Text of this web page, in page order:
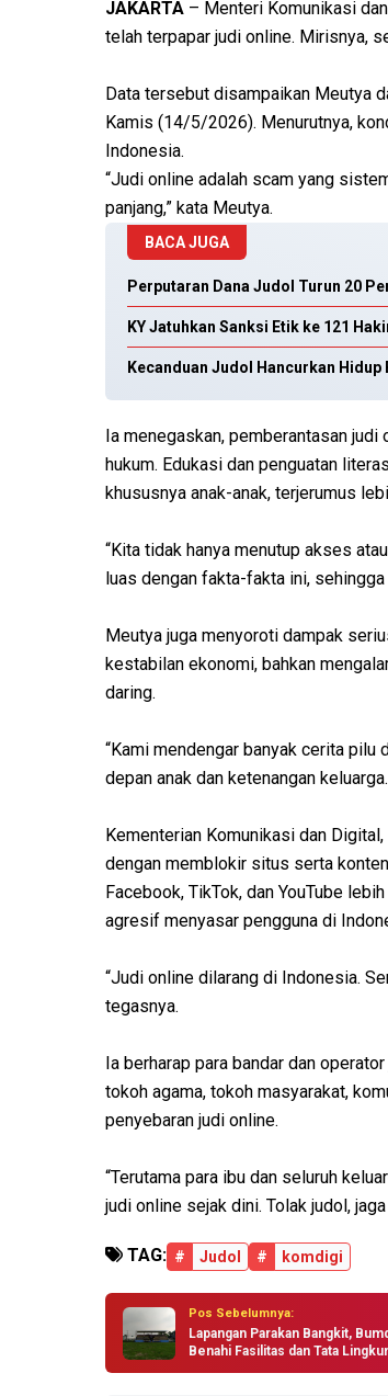
JAKARTA – Menteri Komunikasi
telah terpapar judi online. Mirisnya,
Data tersebut disampaikan Meutya
Kamis (14/5/2026). Menurutnya,
Indonesia.
“Judi online adalah scam yang
panjang,” kata Meutya.
BACA JUGA
Perputaran Dana Judol Turun 20
KY Jatuhkan Sanksi Etik ke 121
Kecanduan Judol Hancurkan
Ia menegaskan, pemberantasan
hukum. Edukasi dan penguatan
khususnya anak-anak, terjerumus
“Kita tidak hanya menutup akses
luas dengan fakta-fakta ini,
Meutya juga menyoroti dampak
kestabilan ekonomi, bahkan
daring.
“Kami mendengar banyak cerita pilu
depan anak dan ketenangan
Kementerian Komunikasi dan
dengan memblokir situs serta
Facebook, TikTok, dan YouTube
agresif menyasar pengguna di
“Judi online dilarang di Indonesia.
tegasnya.
Ia berharap para bandar dan
tokoh agama, tokoh masyarakat,
penyebaran judi online.
“Terutama para ibu dan seluruh
judi online sejak dini. Tolak judol,
TAG: # Judol # komdigi
Pos Sebelumnya:
Lapangan Parakan Bangkit,
Benahi Fasilitas dan Tata